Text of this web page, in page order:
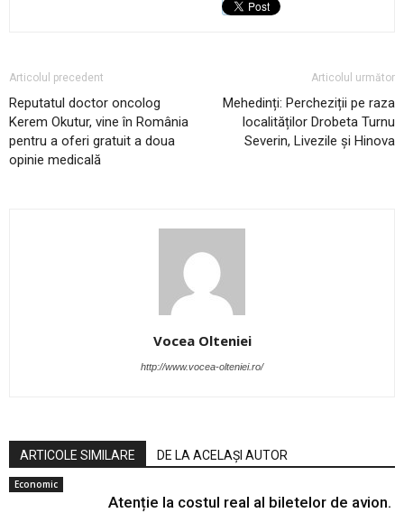
Articolul precedent
Reputatul doctor oncolog
Kerem Okutur, vine în România
pentru a oferi gratuit a doua
opinie medicală
Articolul următor
Mehedinți: Percheziții pe raza
localităților Drobeta Turnu
Severin, Livezile și Hinova
Vocea Olteniei
http://www.vocea-olteniei.ro/
ARTICOLE SIMILARE DE LA ACELAȘI AUTOR
Economic
Atenție la costul real al biletelor de avion.